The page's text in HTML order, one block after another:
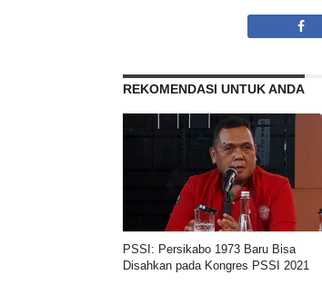
REKOMENDASI UNTUK ANDA
PSSI: Persikabo 1973 Baru Bisa
Disahkan pada Kongres PSSI 2021